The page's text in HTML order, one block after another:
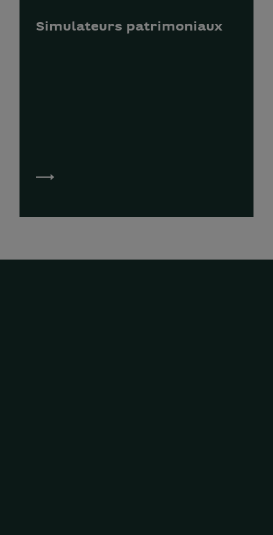
Simulateurs patrimoniaux